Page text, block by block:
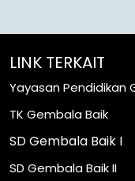
LINK TERKAIT
Yayasan Pendidikan
TK Gembala Baik
SD Gembala Baik I
SD Gembala Baik II